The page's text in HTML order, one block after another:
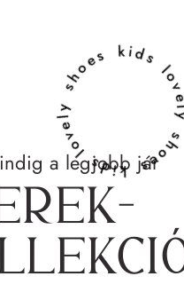
a legjobb jár
lovely shoes kids lovely